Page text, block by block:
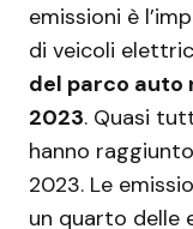
emissioni è
di veicoli
del parco auto
2023. Quasi
hanno
2023. Le
un quarto delle